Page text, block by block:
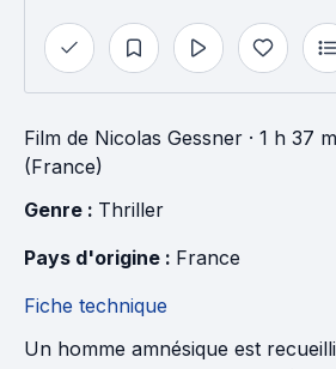
Film de Nicolas Gessner · 1 h 37
(France)
Genre : Thriller
Pays d'origine : France
Fiche technique
Un homme amnésique est